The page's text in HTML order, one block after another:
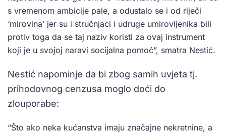
s vremenom ambicije pale, a odustalo se i od riječi
‘mirovina’ jer su i stručnjaci i udruge umirovljenika bili
protiv toga da se taj naziv koristi za ovaj instrument
koji je u svojoj naravi socijalna pomoć”, smatra Nestić.
Nestić napominje da bi zbog samih uvjeta tj.
prihodovnog cenzusa moglo doći do
zlouporabe:
“Što ako neka kućanstva imaju značajne nekretnine, a